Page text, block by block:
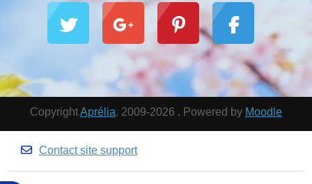
CopyrightAprélia. 2009-2026 . Powered by Moodle
Contact site support